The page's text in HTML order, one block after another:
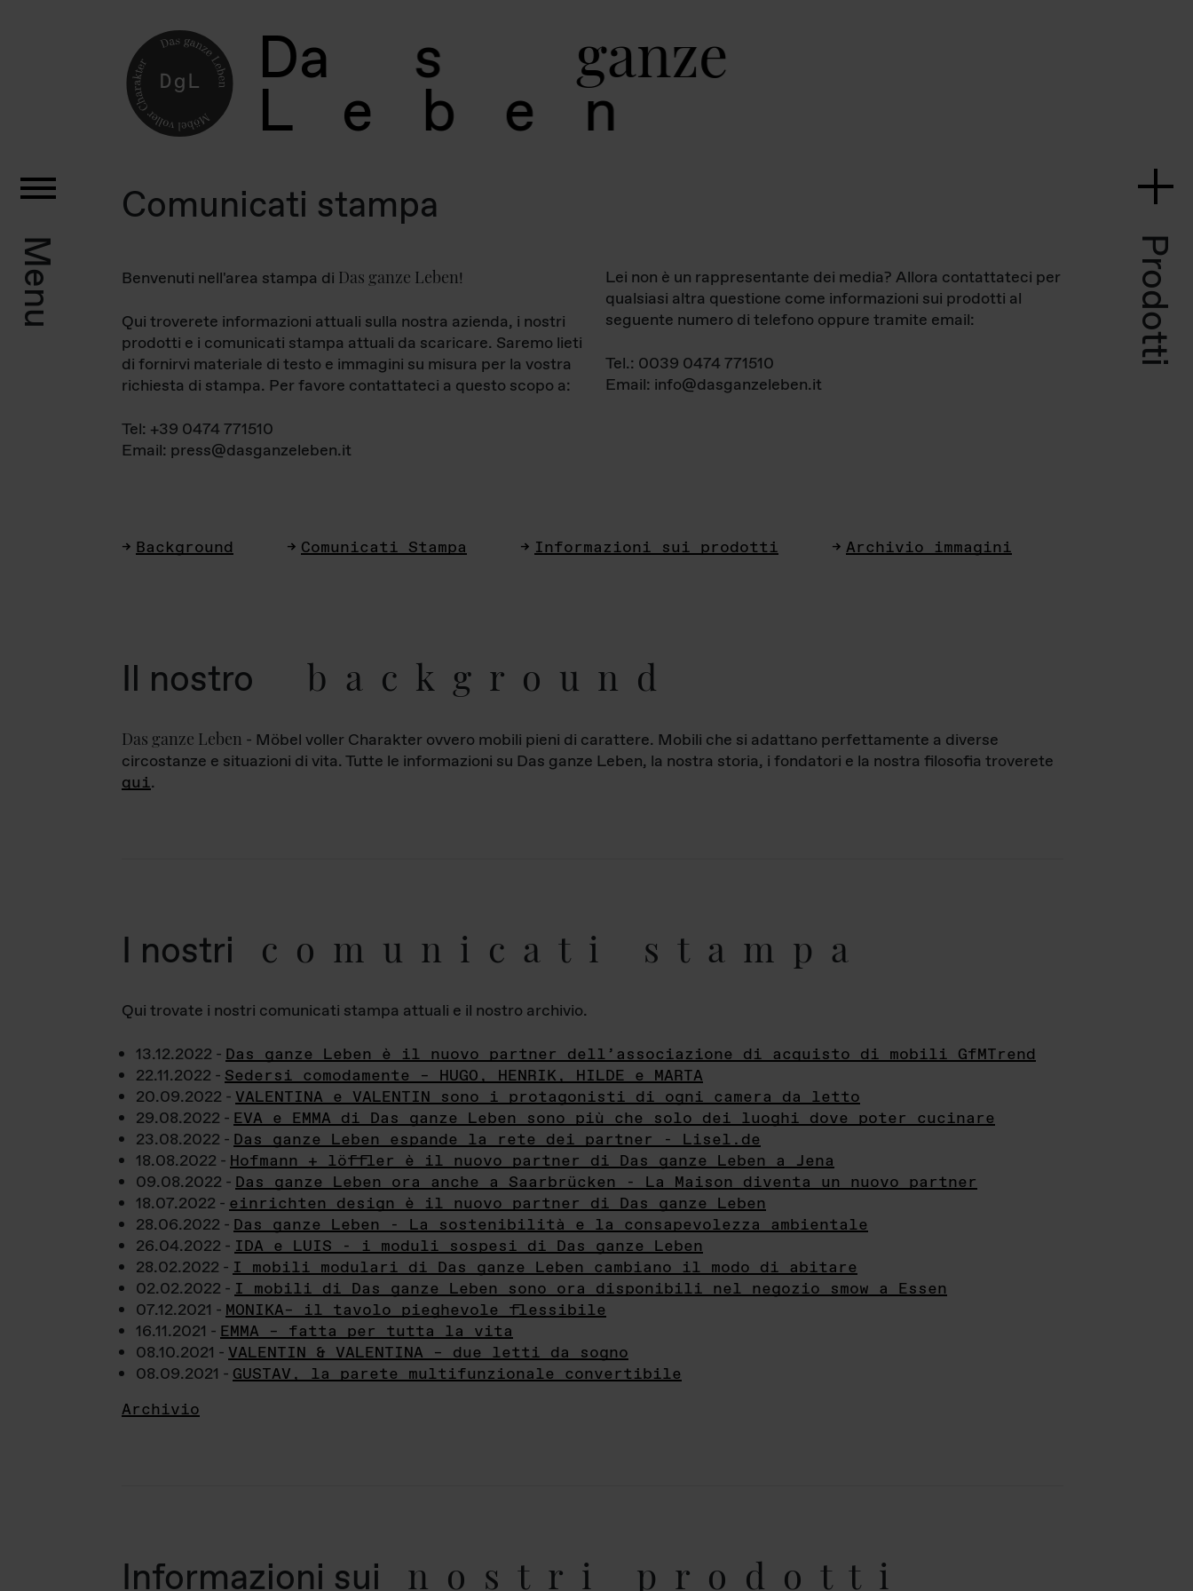
Da s ganz
L e b e
Menu Prodotti
Comunicati stampa
Benvenuti nell'area stampa di Das ganze Leben!
Qui troverete informazioni attuali sulla nostra azienda, i nostri
prodotti e i comunicati stampa attuali da scaricare. Saremo lieti
di fornirvi materiale di testo e immagini su misura per la vostra
richiesta di stampa. Per favore contattateci a questo scopo a:
Tel: +39 0474 771510
Email: press@dasganzeleben.it
Lei non è un rappresentante dei media? Allora contattateci per
qualsiasi altra questione come informazioni sui prodotti al
seguente numero di telefono oppure tramite email:
Tel.: 0039 0474 771510
Email: info@dasganzeleben.it
Background Comunicati Stampa Informazioni sui prodotti Archivio immagini
Il nostro background
Das ganze Leben - Möbel voller Charakter ovvero mobili pieni di carattere. Mobili che si adattano perfettamente a diverse
circostanze e situazioni di vita. Tutte le informazioni su Das ganze Leben, la nostra storia, i fondatori e la nostra filosofia troverete
qui.
I nostri comunicati stampa
Qui trovate i nostri comunicati stampa attuali e il nostro archivio.
13.12.2022 - Das ganze Leben è il nuovo partner dell’associazione di acquisto di mobili GfMTrend
22.11.2022 - Sedersi comodamente – HUGO, HENRIK, HILDE e MARTA
20.09.2022 - VALENTINA e VALENTIN sono i protagonisti di ogni camera da letto
29.08.2022 - EVA e EMMA di Das ganze Leben sono più che solo dei luoghi dove poter cucinare
23.08.2022 - Das ganze Leben espande la rete dei partner - Lisel.de
18.08.2022 - Hofmann + löffler è il nuovo partner di Das ganze Leben a Jena
09.08.2022 - Das ganze Leben ora anche a Saarbrücken - La Maison diventa un nuovo partner
18.07.2022 - einrichten design è il nuovo partner di Das ganze Leben
28.06.2022 - Das ganze Leben - La sostenibilità e la consapevolezza ambientale
26.04.2022 - IDA e LUIS - i moduli sospesi di Das ganze Leben
28.02.2022 - I mobili modulari di Das ganze Leben cambiano il modo di abitare
02.02.2022 - I mobili di Das ganze Leben sono ora disponibili nel negozio smow a Essen
07.12.2021 - MONIKA– il tavolo pieghevole flessibile
16.11.2021 - EMMA – fatta per tutta la vita
08.10.2021 - VALENTIN & VALENTINA – due letti da sogno
08.09.2021 - GUSTAV, la parete multifunzionale convertibile
Archivio
Informazioni sui nostri prodotti